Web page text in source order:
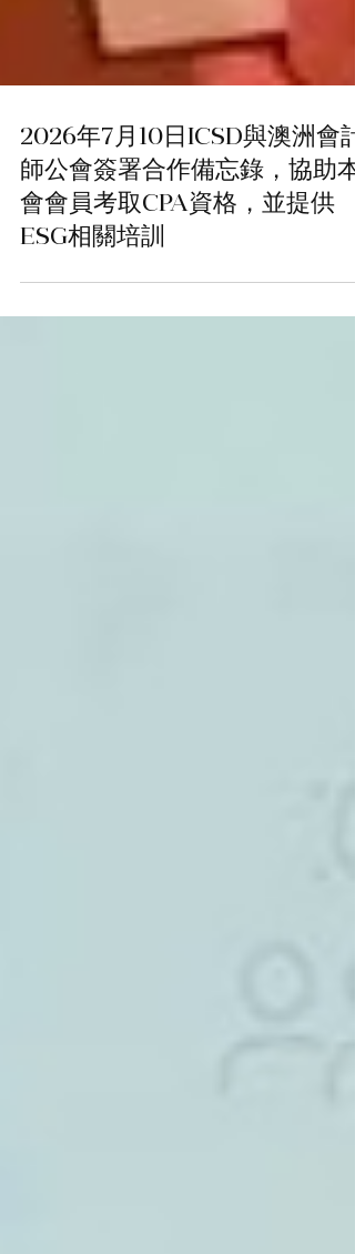
2026年7月10日ICSD與澳洲會計
師公會簽署合作備忘錄，協助本
會會員考取CPA資格，並提供